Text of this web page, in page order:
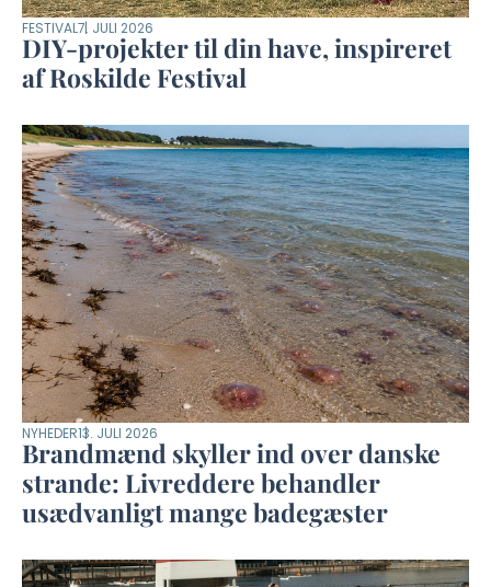
FESTIVAL7. JULI 2026
DIY-projekter til din have, inspireret
af Roskilde Festival
NYHEDER13. JULI 2026
Brandmænd skyller ind over danske
strande: Livreddere behandler
usædvanligt mange badegæster